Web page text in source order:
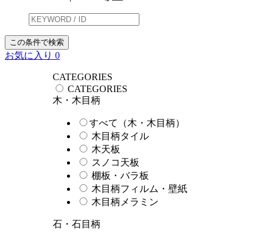
この条件で検索
お気に入り 0
CATEGORIES
CATEGORIES
木・木目柄
すべて（木・木目柄）
木目柄タイル
木天板
スノコ天板
棚板・バラ板
木目柄フィルム・壁紙
木目柄メラミン
石・石目柄